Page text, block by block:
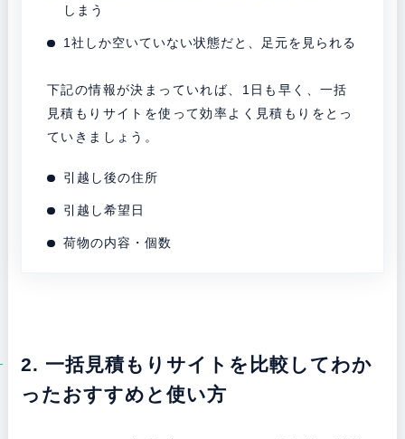
しまう
1社しか空いていない状態だと、足元を見られる
下記の情報が決まっていれば、1日も早く、一括
見積もりサイトを使って効率よく見積もりをとっ
ていきましょう。
引越し後の住所
引越し希望日
荷物の内容・個数
2. 一括見積もりサイトを比較してわか
ったおすすめと使い方